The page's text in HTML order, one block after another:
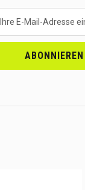
ABONNIEREN